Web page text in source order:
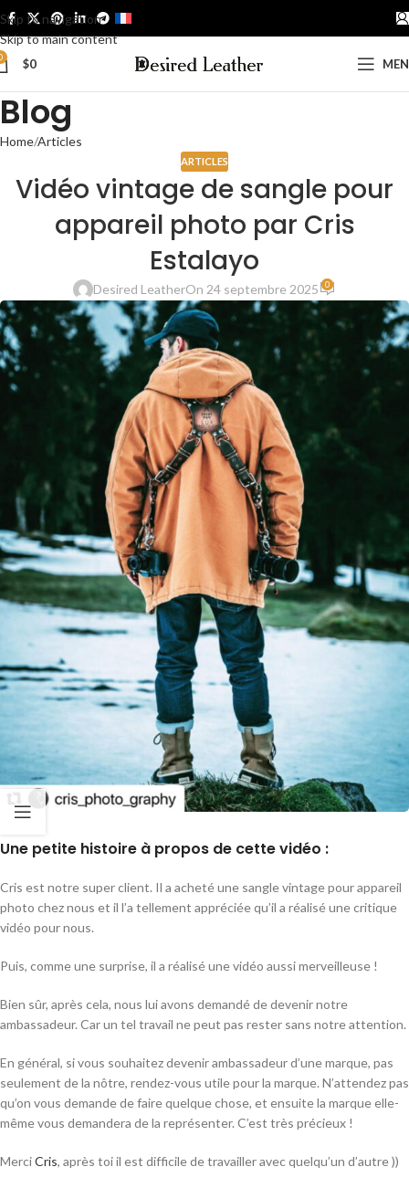
Skip to navigation
Skip to main content
$0
Blog
Home Articles
ARTICLES
Vidéo vintage de sangle pour
appareil photo par Cris
Estalayo
Desired LeatherOn 24 septembre 2025 0
Une petite histoire à propos de cette vidéo :
Cris est notre super client. Il a acheté une sangle vintage pour appareil
photo chez nous et il l’a tellement appréciée qu’il a réalisé une critique
vidéo pour nous.
Puis, comme une surprise, il a réalisé une vidéo aussi merveilleuse !
Bien sûr, après cela, nous lui avons demandé de devenir notre
ambassadeur. Car un tel travail ne peut pas rester sans notre attention.
En général, si vous souhaitez devenir ambassadeur d’une marque, pas
seulement de la nôtre, rendez-vous utile pour la marque. N’attendez pas
qu’on vous demande de faire quelque chose, et ensuite la marque elle-
même vous demandera de la représenter. C’est très précieux !
MerciCris, après toi il est difficile de travailler avec quelqu’un d’autre ))